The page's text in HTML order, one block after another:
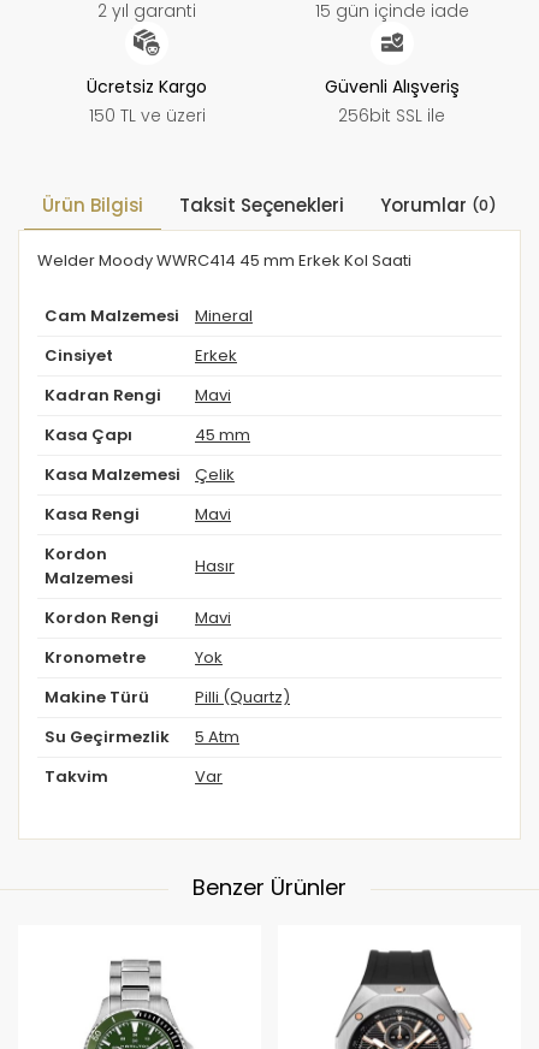
2 yıl garanti
15 gün içinde iade
Ücretsiz Kargo
150 TL ve üzeri
Güvenli Alışveriş
256bit SSL ile
Ürün Bilgisi Taksit Seçenekleri Yorumlar (0)
Welder Moody WWRC414 45 mm Erkek Kol Saati
Cam Malzemesi Mineral
Cinsiyet Erkek
Kadran Rengi Mavi
Kasa Çapı 45 mm
Kasa Malzemesi Çelik
Kasa Rengi Mavi
Kordon
Malzemesi
Hasır
Kordon Rengi Mavi
Kronometre Yok
Makine Türü Pilli (Quartz)
Su Geçirmezlik 5 Atm
Takvim Var
Benzer Ürünler